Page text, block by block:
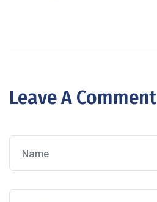
Leave A Comment